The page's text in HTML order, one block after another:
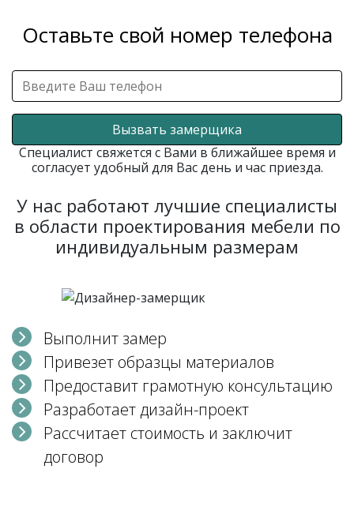
Оставьте свой номер телефона
Вызвать замерщика
Специалист свяжется с Вами в ближайшее время и
согласует удобный для Вас день и час приезда.
У нас работают лучшие специалисты
в области проектирования мебели по
индивидуальным размерам
Выполнит замер
Привезет образцы материалов
Предоставит грамотную консультацию
Разработает дизайн-проект
Рассчитает стоимость и заключит
договор